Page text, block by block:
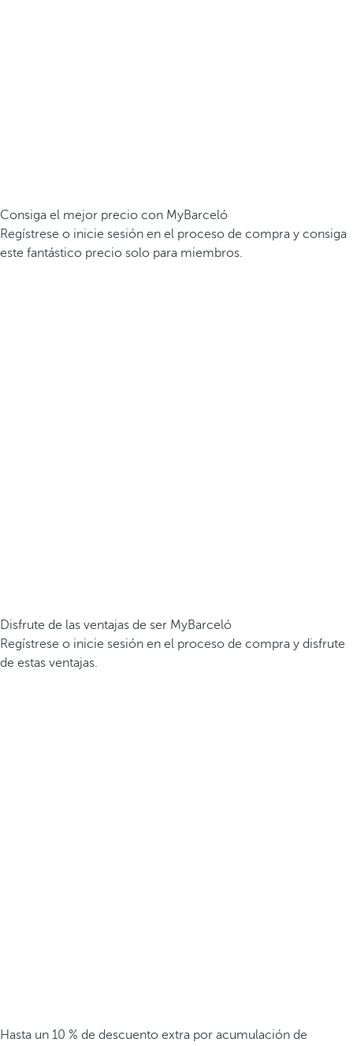
Consiga el mejor precio con MyBarceló
Regístrese o inicie sesión en el proceso de compra y consiga
este fantástico precio solo para miembros.
Disfrute de las ventajas de ser MyBarceló
Regístrese o inicie sesión en el proceso de compra y disfrute
de estas ventajas.
Hasta un 10 % de descuento extra por acumulación de